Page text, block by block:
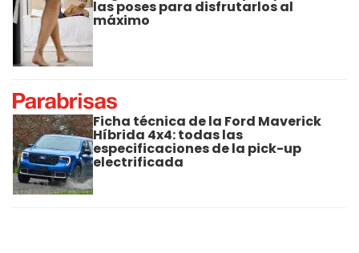
las poses para disfrutarlos al
máximo
Ficha técnica de la Ford Maverick
Híbrida 4x4: todas las
especificaciones de la pick-up
electrificada